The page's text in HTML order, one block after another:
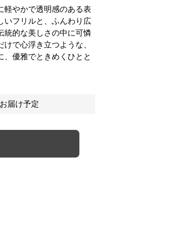
軽やかで透明感のある表
いフリルと、ふんわり広
統的な美しさの中に可憐
で心浮き立つような、
、優雅でときめくひとと
届け予定